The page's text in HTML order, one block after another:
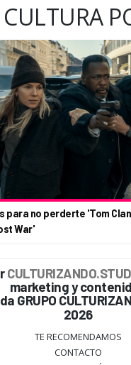
CULTURA
para no perderte 'Tom
War'
marketing y
GRUPO
2026
TE RECOMENDAMOS
CONTACTO